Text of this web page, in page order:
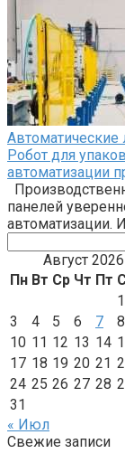
Автоматические
Робот для
автоматизации
панелей
автоматизации. И
Август 2026
Пн Вт Ср Чт Пт
1
3
4 5 6 7 8
10 11 12 13 14
17 18 19 20 21
24 25 26 27 28
31
« Июл
Свежие записи